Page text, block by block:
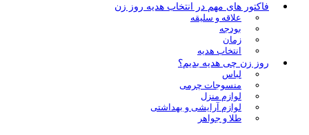
فاکتور های مهم در انتخاب هدیه روز زن
علاقه و سلیقه
بودجه
زمان
انتخاب هدیه
روز زن چی هدیه بدیم؟
لباس
منسوجات چرمی
لوازم منزل
لوازم آرایشی و بهداشتی
طلا و جواهر